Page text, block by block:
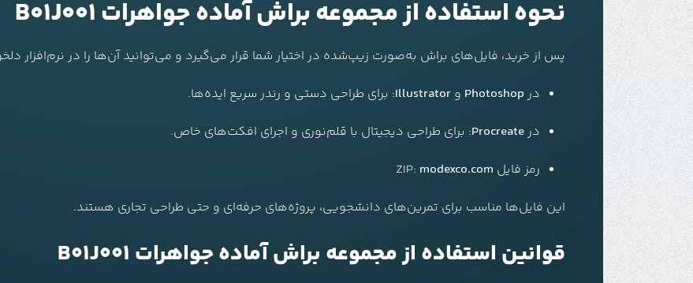
نحوه استفاده از مجموعه براش آماده جواهرات B01J001
پس از خرید، فایل‌های براش به‌صورت زیپ‌شده در اختیار شما قرار می‌گیرد و می‌توانید آن‌ها را در نرم‌افزار
در Photoshop و Illustrator: برای طراحی دستی و رندر سریع ایده‌ها.
درProcreate: برای طراحی دیجیتال با قلم‌نوری و اجرای افکت‌های خاص.
رمز فایل ZIP: modexco.com
این فایل‌ها مناسب برای تمرین‌های دانشجویی، پروژه‌های حرفه‌ای و حتی طراحی تجاری هستند.
قوانین استفاده از مجموعه براش آماده جواهرات B01J001